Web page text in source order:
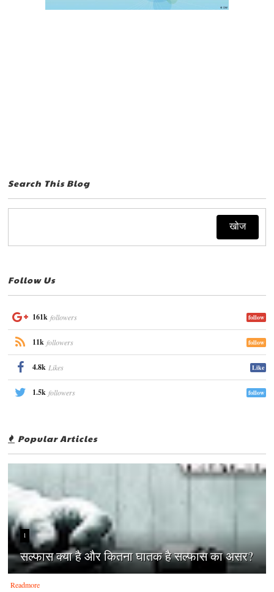
Search This Blog
Follow Us
161k followers follow
11k followers follow
4.8k Likes Like
1.5k followers follow
Popular Articles
1
सल्फास क्या है और कितना घातक है सल्फास का असर?
Readmore